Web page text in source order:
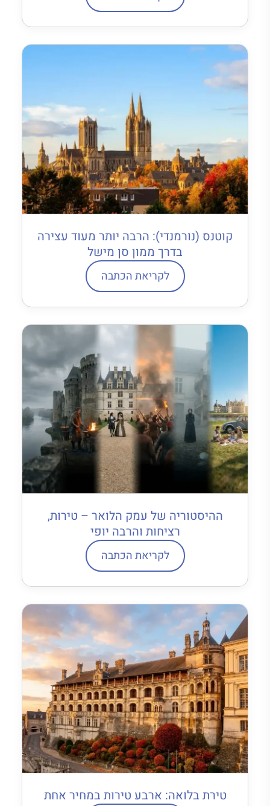
קוטנס (נורמנדי): הרבה יותר מעוד עצירה
בדרך ממון סן מישל
לקריאת הכתבה
ההיסטוריה של עמק הלואר – טירות,
רציחות והרבה יופי
לקריאת הכתבה
טירת בלואה: ארבע טירות במחיר אחת